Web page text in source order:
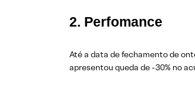
2. Perfomance
Até a data de fechamento de
apresentou queda de -30% no